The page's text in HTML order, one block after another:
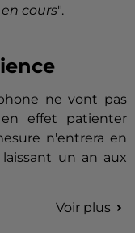
cours".
ne vont pas
effet patienter
n'entrera en
laissant un an aux
Voir plus